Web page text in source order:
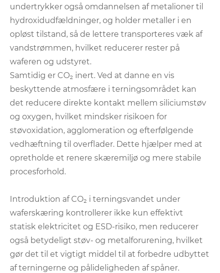
undertrykker også omdannelsen af ​​metalioner til
hydroxidudfældninger, og holder metaller i en
opløst tilstand, så de lettere transporteres væk af
vandstrømmen, hvilket reducerer rester på
waferen og udstyret.
Samtidig er CO₂ inert. Ved at danne en vis
beskyttende atmosfære i terningsområdet kan
det reducere direkte kontakt mellem siliciumstøv
og oxygen, hvilket mindsker risikoen for
støvoxidation, agglomeration og efterfølgende
vedhæftning til overflader. Dette hjælper med at
opretholde et renere skæremiljø og mere stabile
procesforhold.
Introduktion af CO₂ i terningsvandet under
waferskæring kontrollerer ikke kun effektivt
statisk elektricitet og ESD-risiko, men reducerer
også betydeligt støv- og metalforurening, hvilket
gør det til et vigtigt middel til at forbedre udbyttet
af terningerne og pålideligheden af ​​spåner.